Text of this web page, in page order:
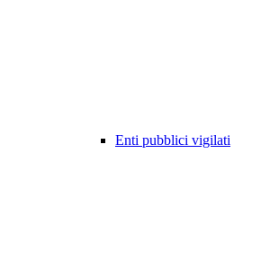
Enti pubblici vigilati